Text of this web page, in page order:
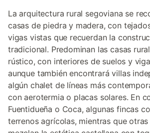
La arquitectura rural segoviana se
casas de piedra y madera, con
vigas vistas que recuerdan la
tradicional. Predominan las casas
rústico, con interiores de suelos y
aunque también encontrará villas
algún chalet de líneas más
con aerotermia o placas solares. En
Fuentidueña o Coca, algunas fincas
terrenos agrícolas, mientras que